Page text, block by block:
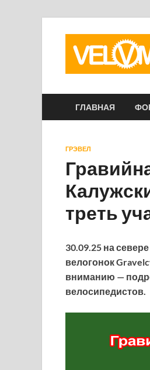
ГЛАВНАЯ
ГРЭВЕЛ
треть
30.09.25 на
велогонок
вниманию —
велосипедистов.